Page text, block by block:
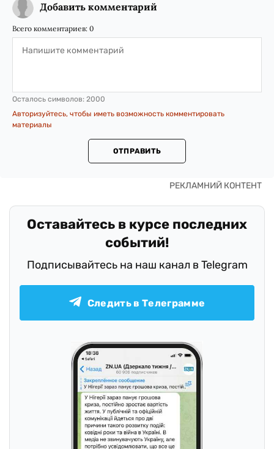
Добавить комментарий
Всего комментариев: 0
Осталось символов: 2000
Авторизуйтесь, чтобы иметь возможность комментировать
материалы
ОТПРАВИТЬ
Оставайтесь в курсе последних
событий!
Подписывайтесь на наш канал в Telegram
Следить в Телеграмме